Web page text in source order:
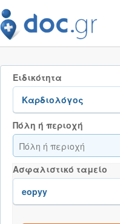
Ειδικότητα
Πόλη ή περιοχή
Ασφαλιστικό ταμείο